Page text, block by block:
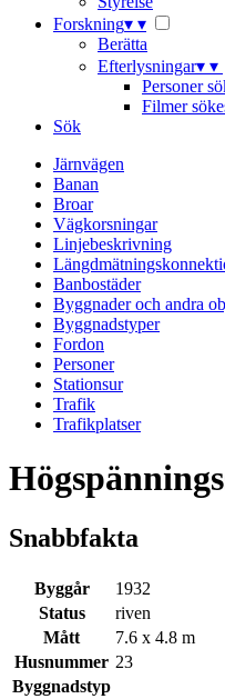
Forskning▾ ▾
Berätta
Efterlysningar▾ ▾
Personer
Filmer
Sök
Järnvägen
Banan
Broar
Vägkorsningar
Linjebeskrivning
Banbostäder
Byggnader och andra
Byggnadstyper
Fordon
Personer
Stationsur
Trafik
Trafikplatser
Snabbfakta
Byggår
1932
Status
riven
Mått
7.6 x 4.8 m
Husnummer 23
Byggnadstyp